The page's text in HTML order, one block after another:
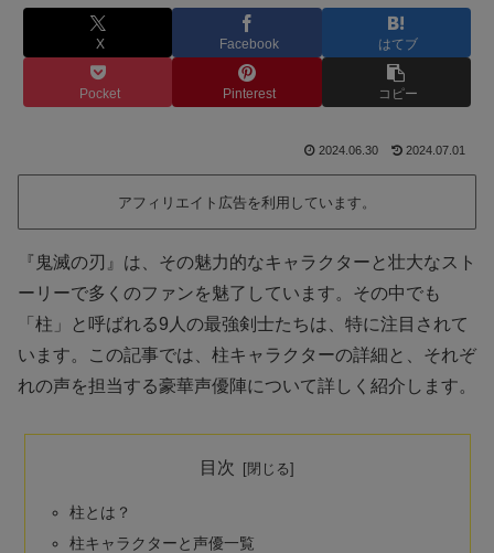
X Facebook はてブ
Pocket Pinterest コピー
2024.06.30 2024.07.01
アフィリエイト広告を利用しています。
『鬼滅の刃』は、その魅力的なキャラクターと壮大なスト
ーリーで多くのファンを魅了しています。その中でも
「柱」と呼ばれる9人の最強剣士たちは、特に注目されて
います。この記事では、柱キャラクターの詳細と、それぞ
れの声を担当する豪華声優陣について詳しく紹介します。
目次
柱とは？
柱キャラクターと声優一覧